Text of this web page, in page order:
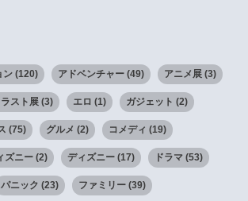
ン(120) アドベンチャー(49) アニメ展(3)
スト展(3) エロ (1) ガジェット (2)
(75) グルメ (2) コメディ (19)
ズニー(2) ディズニー(17) ドラマ(53)
パニック (23) ファミリー(39)